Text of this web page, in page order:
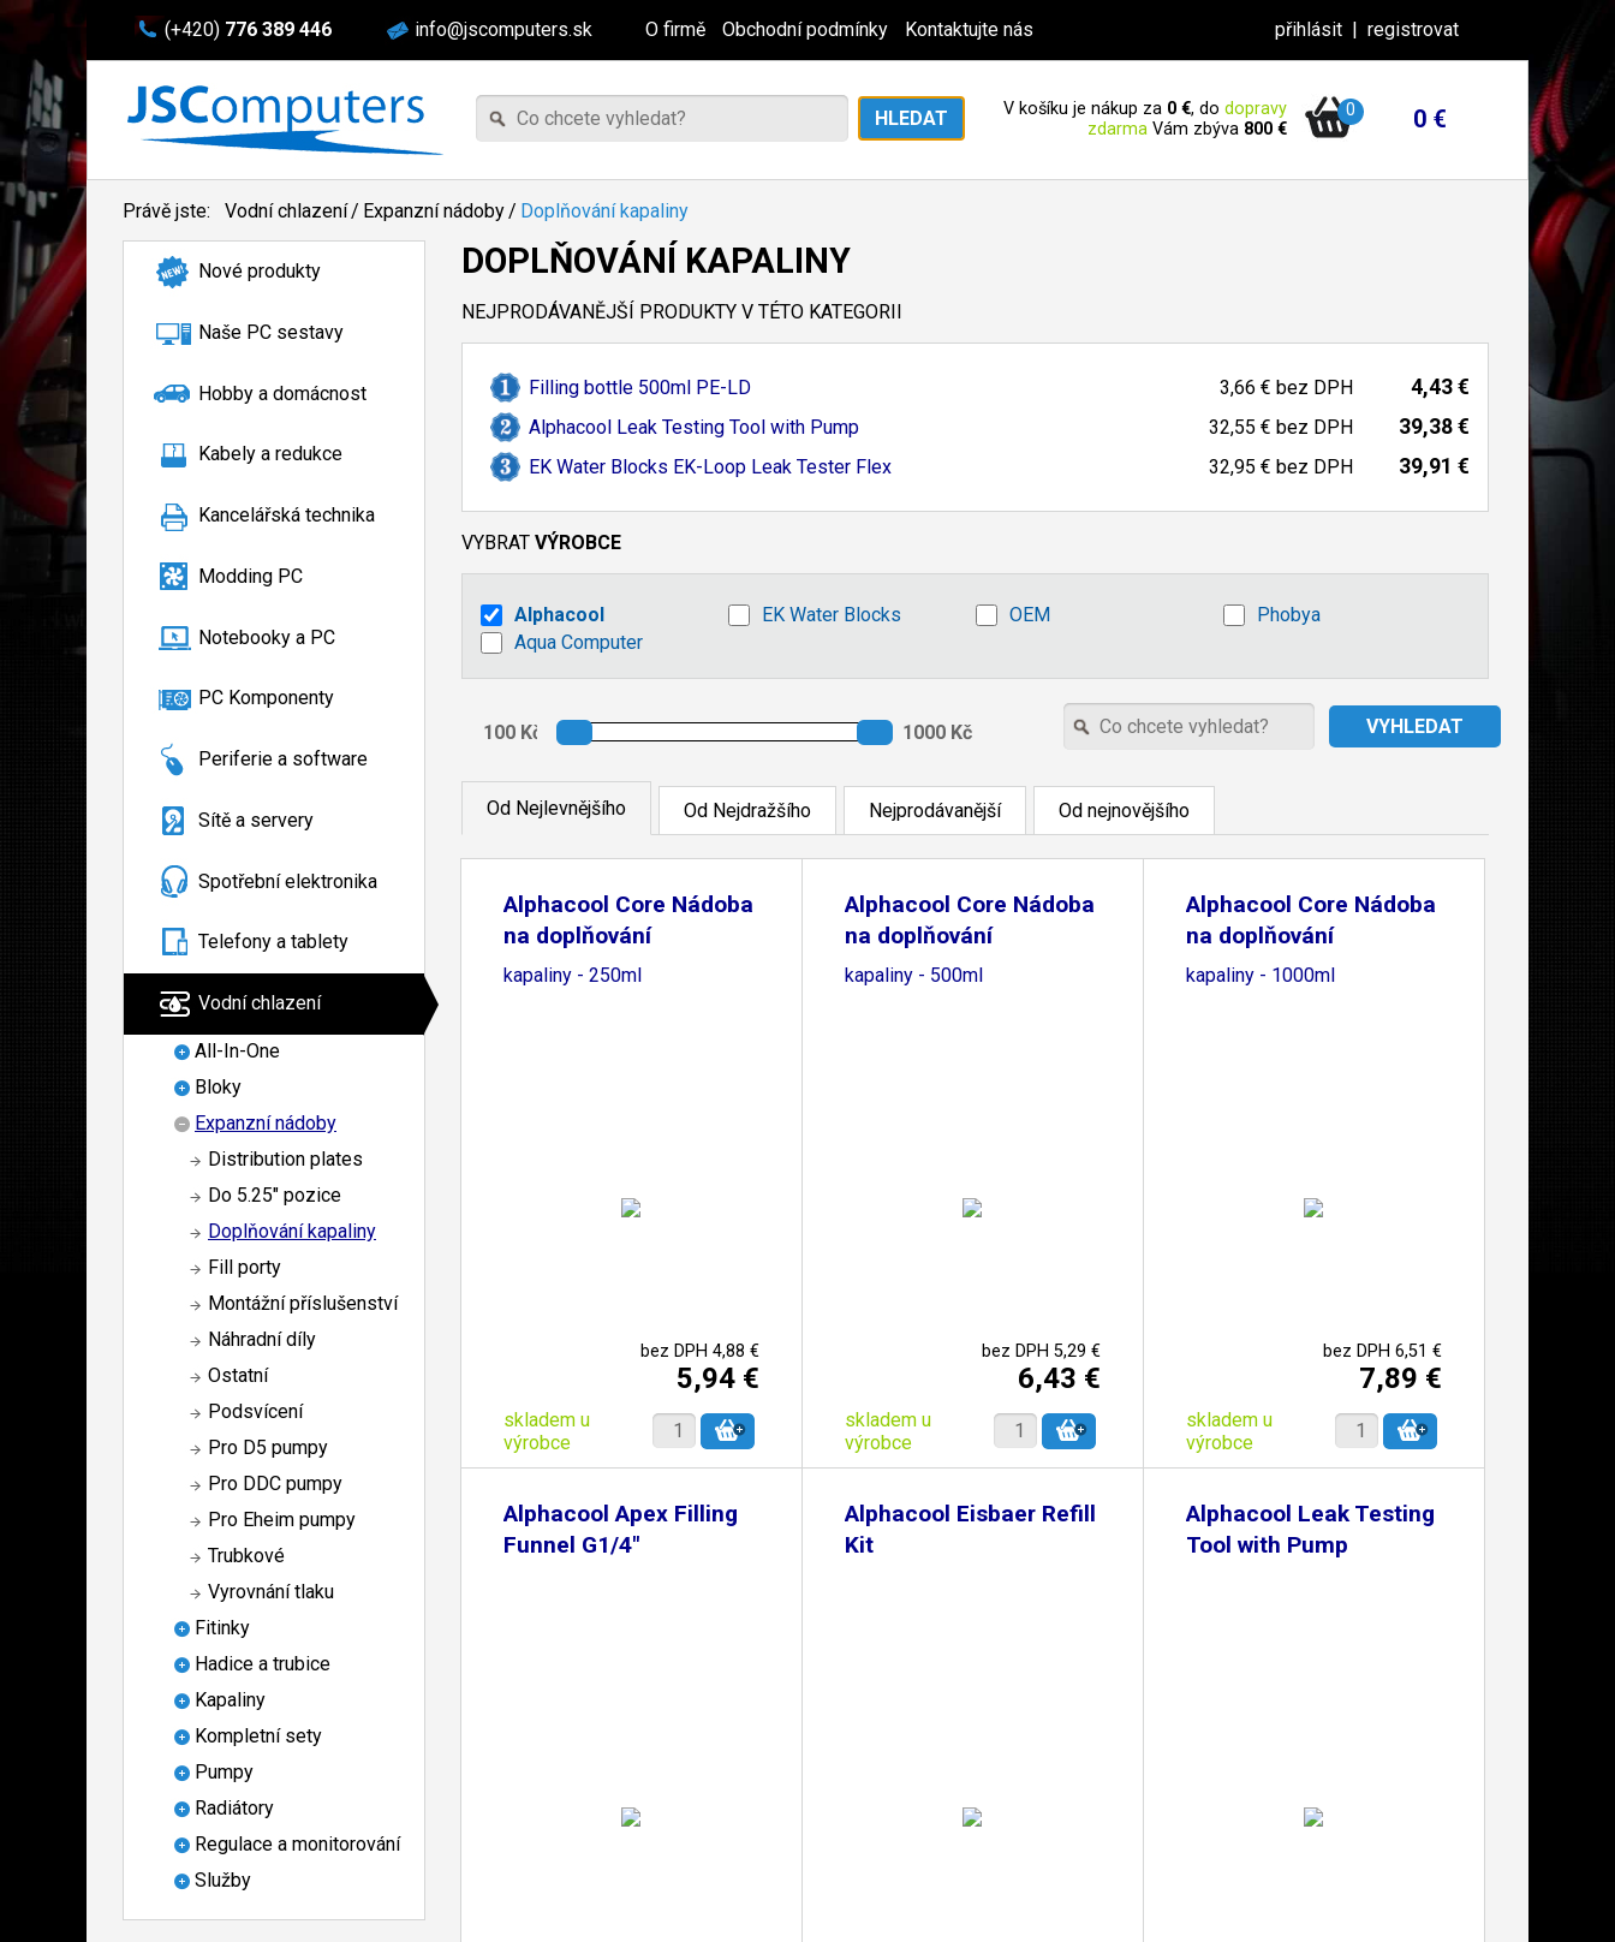
(+420) 776 389 446 info@jscomputers.sk O firmě Obchodní podmínky Kontaktujte nás přihlásit | registrovat
V košíku je nákup za 0 €, do dopravy
zdarma Vám zbýva 800 €
0 0 €
Právě jste: Vodní chlazení/ Expanzní nádoby/ Doplňování kapaliny
Nové produkty
Naše PC sestavy
Hobby a domácnost
Kabely a redukce
Kancelářská technika
Modding PC
Notebooky a PC
PC Komponenty
Periferie a software
Sítě a servery
Spotřební elektronika
Telefony a tablety
Vodní chlazení
All-In-One
Bloky
Expanzní nádoby
Distribution plates
Do 5.25" pozice
Doplňování kapaliny
Fill porty
Montážní příslušenství
Náhradní díly
Ostatní
Podsvícení
Pro D5 pumpy
Pro DDC pumpy
Pro Eheim pumpy
Trubkové
Vyrovnání tlaku
Fitinky
Hadice a trubice
Kapaliny
Kompletní sety
Pumpy
Radiátory
Regulace a monitorování
Služby
DOPLŇOVÁNÍ KAPALINY
NEJPRODÁVANĚJŠÍ PRODUKTY V TÉTO KATEGORII
Filling bottle 500ml PE-LD 3,66 € bez DPH 4,43 €
Alphacool Leak Testing Tool with Pump 32,55 € bez DPH 39,38 €
EK Water Blocks EK-Loop Leak Tester Flex 32,95 € bez DPH 39,91 €
VYBRAT VÝROBCE
Alphacool EK Water Blocks OEM
Phobya
Aqua Computer
Od Nejlevnějšího Od Nejdražšího Nejprodávanější Od nejnovějšího
Alphacool Core Nádoba
na doplňování
kapaliny - 250ml
bez DPH 4,88 €
5,94 €
skladem u
výrobce
Alphacool Core Nádoba
na doplňování
kapaliny - 500ml
bez DPH 5,29 €
6,43 €
skladem u
výrobce
Alphacool Core Nádoba
na doplňování
kapaliny - 1000ml
bez DPH 6,51 €
7,89 €
skladem u
výrobce
Alphacool Apex Filling
Funnel G1/4"
Alphacool Eisbaer Refill
Kit
Alphacool Leak Testing
Tool with Pump